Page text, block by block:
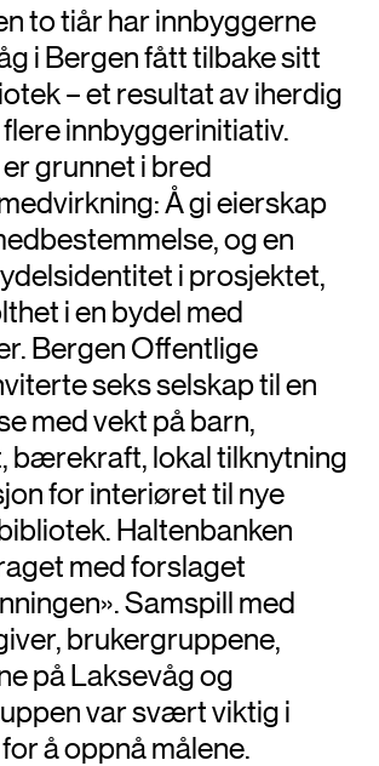
to tiår har innbyggerne
i Bergen fått tilbake sitt
– et resultat av iherdig
innbyggerinitiativ.
grunnet i bred
Å gi eierskap
og en
i prosjektet,
i en bydel med
Bergen Offentlige
seks selskap til en
med vekt på barn,
bærekraft, lokal tilknytning
for interiøret til nye
Haltenbanken
med forslaget
Samspill med
brukergruppene,
på Laksevåg og
var svært viktig i
å oppnå målene.